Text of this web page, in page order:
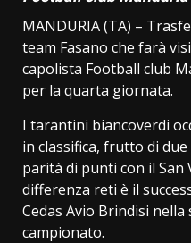
MANDURIA (TA) –
team Fasano che farà
capolista Football club
per la quarta giornata.
I tarantini biancoverdi
in classifica, frutto di
parità di punti con il San
differenza reti è il
Cedas Avio Brindisi
campionato.